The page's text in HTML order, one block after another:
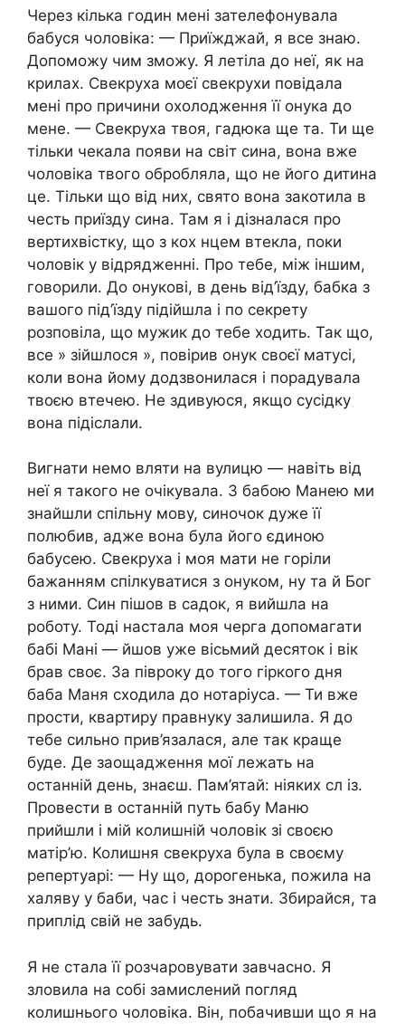
Через кілька годин мені зателефонувала
бабуся чоловіка: — Приїжджай, я все знаю.
Допоможу чим зможу. Я летіла до неї, як на
крилах. Свекруха моєї свекрухи повідала
мені про причини охолодження її онука до
мене. — Свекруха твоя, гадюка ще та. Ти ще
тільки чекала появи на світ сина, вона вже
чоловіка твого обробляла, що не його дитина
це. Тільки що від них, свято вона закотила в
честь приїзду сина. Там я і дізналася про
вертихвістку, що з кох нцем втекла, поки
чоловік у відрядженні. Про тебе, між іншим,
говорили. До онукові, в день від’їзду, бабка з
вашого під’їзду підійшла і по секрету
розповіла, що мужик до тебе ходить. Так що,
все » зійшлося », повірив онук своєї матусі,
коли вона йому додзвонилася і порадувала
твоєю втечею. Не здивуюся, якщо сусідку
вона підіслали.
Вигнати немо вляти на вулицю — навіть від
неї я такого не очікувала. З бабою Манею ми
знайшли спільну мову, синочок дуже її
полюбив, адже вона була його єдиною
бабусею. Свекруха і моя мати не горіли
бажанням спілкуватися з онуком, ну та й Бог
з ними. Син пішов в садок, я вийшла на
роботу. Тоді настала моя черга допомагати
бабі Мані — йшов уже вісьмий десяток і вік
брав своє. За півроку до того гіркого дня
баба Маня сходила до нотаріуса. — Ти вже
прости, квартиру правнуку залишила. Я до
тебе сильно прив’язалася, але так краще
буде. Де заощадження мої лежать на
останній день, знаєш. Пам’ятай: ніяких сл із.
Провести в останній путь бабу Маню
прийшли і мій колишній чоловік зі своєю
матір’ю. Колишня свекруха була в своєму
репертуарі: — Ну що, дорогенька, пожила на
халяву у баби, час і честь знати. Збирайся, та
приплід свій не забудь.
Я не стала її розчаровувати завчасно. Я
зловила на собі замислений погляд
колишнього чоловіка. Він, побачивши що я на